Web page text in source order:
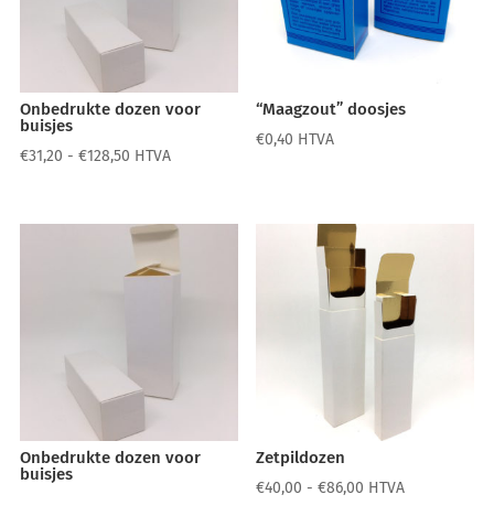
Onbedrukte dozen voor
buisjes
€31,20 - €128,50 Prijsklasse:
€128,50
HTVA
“Maagzout” doosjes
€0,40 HTVA
Onbedrukte dozen voor
buisjes
Zetpildozen
€40,00 - €86,00 Prijsklasse:
HTVA